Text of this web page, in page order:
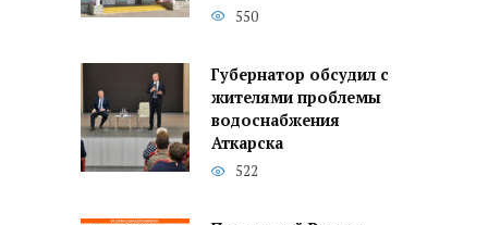
550
Губернатор обсудил с
жителями проблемы
водоснабжения
Аткарска
522